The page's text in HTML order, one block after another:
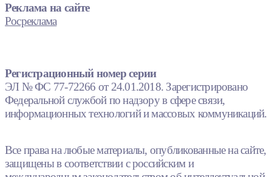
Реклама на сайте
Росреклама
Регистрационный номер серии
ЭЛ № ФС 77-72266 от 24.01.2018. Зарегистрировано
Федеральной службой по надзору в сфере связи,
информационных технологий и массовых коммуникаций.
Все права на любые материалы, опубликованные на сайте,
защищены в соответствии с российским и